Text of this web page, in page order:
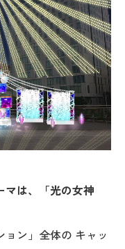
は、「光の女神
ン」全体の キャッ